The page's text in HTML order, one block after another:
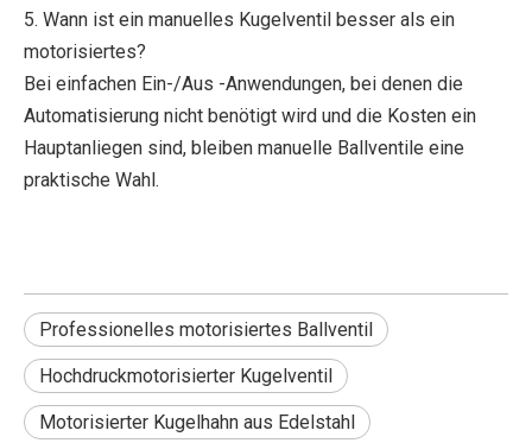
5. Wann ist ein manuelles Kugelventil besser als ein
motorisiertes?
Bei einfachen Ein-/Aus -Anwendungen, bei denen die
Automatisierung nicht benötigt wird und die Kosten ein
Hauptanliegen sind, bleiben manuelle Ballventile eine
praktische Wahl.
Professionelles motorisiertes Ballventil
Hochdruckmotorisierter Kugelventil
Motorisierter Kugelhahn aus Edelstahl